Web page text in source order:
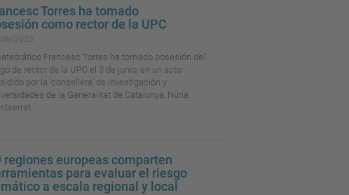
Torres ha tomado
como rector de la UPC
Francesc Torres ha tomado posesión del
de rector de la UPC el 3 de junio, en un acto
por la 'consellera' de Investigación y
de la Generalitat de Catalunya, Núria
regiones europeas comparten
para evaluar el riesgo
a escala regional y local